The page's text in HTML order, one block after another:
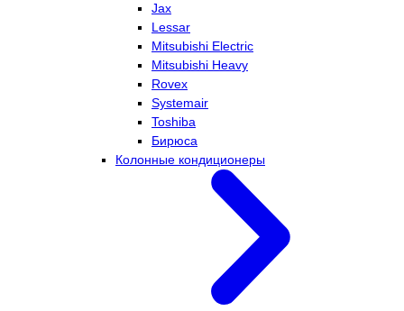
Jax
Lessar
Mitsubishi Electric
Mitsubishi Heavy
Rovex
Systemair
Toshiba
Бирюса
Колонные кондиционеры